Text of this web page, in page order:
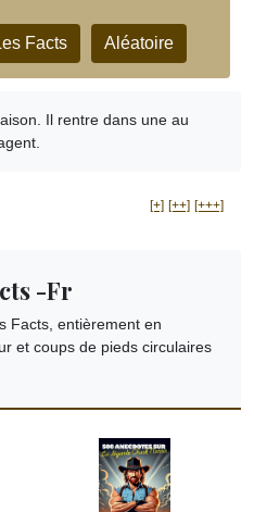
Facts Aléatoire
Il rentre dans une au
[+] [++] [+++]
-Fr
Facts, entièrement en
et coups de pieds circulaires